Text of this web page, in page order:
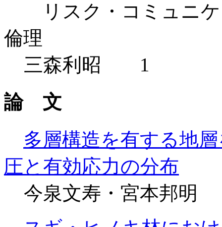
リスク・コミュニケ
倫理
三森利昭 1
論 文
多層構造を有する地
圧と有効応力の分布
今泉文寿・宮本邦